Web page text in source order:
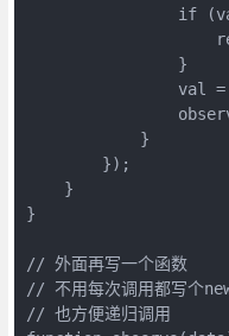
if
                }
val =
            }
        });
    }
}
// 外面再写一个函数
// 不用每次调用都写个
// 也方便递归调用